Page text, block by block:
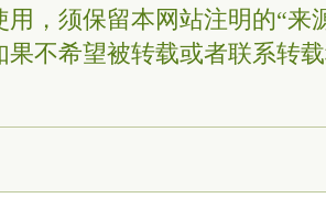
用，须保留本网站注明的“来
果不希望被转载或者联系转